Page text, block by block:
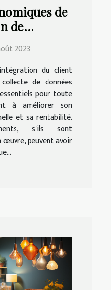
de
de
données
2023
du client
de données
pour toute
à améliorer son
et sa rentabilité.
s'ils sont
peuvent avoir